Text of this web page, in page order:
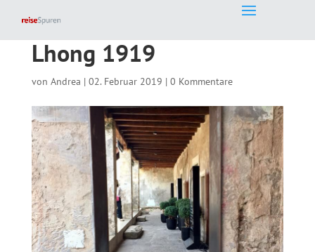
Lhong 1919
von Andrea | 02. Februar 2019 | 0 Kommentare